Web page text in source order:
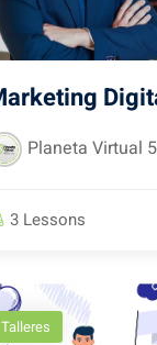
Planeta Virtual
3 Lessons
Talleres